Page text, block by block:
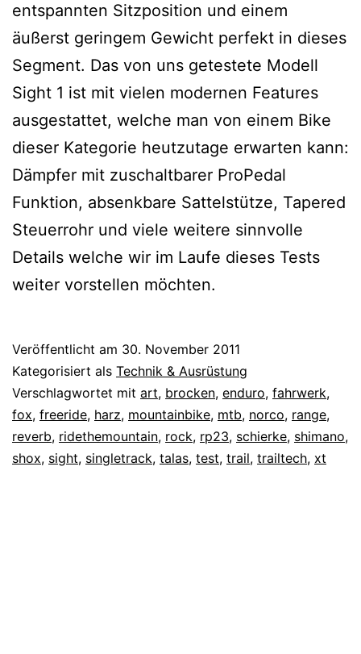
entspannten Sitzposition und einem
äußerst geringem Gewicht perfekt in dieses
Segment. Das von uns getestete Modell
Sight 1 ist mit vielen modernen Features
ausgestattet, welche man von einem Bike
dieser Kategorie heutzutage erwarten kann:
Dämpfer mit zuschaltbarer ProPedal
Funktion, absenkbare Sattelstütze, Tapered
Steuerrohr und viele weitere sinnvolle
Details welche wir im Laufe dieses Tests
weiter vorstellen möchten.
Veröffentlicht am 30. November 2011
Kategorisiert als Technik & Ausrüstung
Verschlagwortet mit art, brocken, enduro, fahrwerk,
fox, freeride, harz, mountainbike, mtb, norco, range,
reverb, ridethemountain, rock, rp23, schierke, shimano,
shox, sight, singletrack, talas, test, trail, trailtech, xt